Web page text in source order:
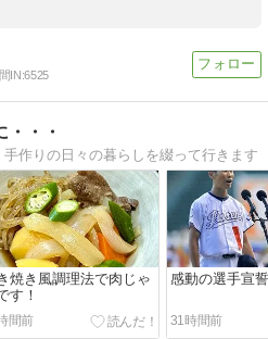
IN:6525
・・・
作りの日々の暮らしを綴って行きます
焼き風調理法で肉じゃ
す！
間前
感動の選手宣
31時間前